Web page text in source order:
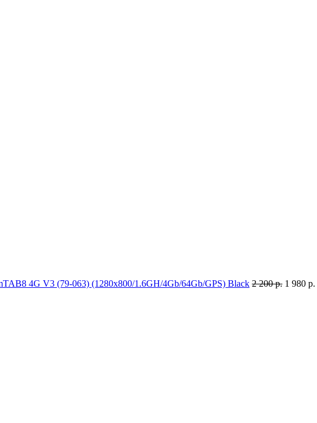
4G V3 (79-063) (1280x800/1.6GH/4Gb/64Gb/GPS) Black 2 200 р. 1 980 р.